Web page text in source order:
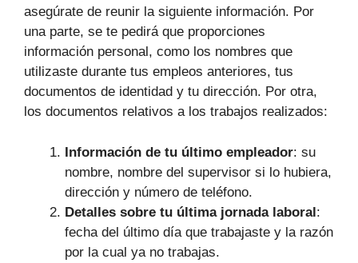
asegúrate de reunir la siguiente información. Por
una parte, se te pedirá que proporciones
información personal, como los nombres que
utilizaste durante tus empleos anteriores, tus
documentos de identidad y tu dirección. Por otra,
los documentos relativos a los trabajos realizados:
Información de tu último empleador: su
nombre, nombre del supervisor si lo hubiera,
dirección y número de teléfono.
Detalles sobre tu última jornada laboral:
fecha del último día que trabajaste y la razón
por la cual ya no trabajas.